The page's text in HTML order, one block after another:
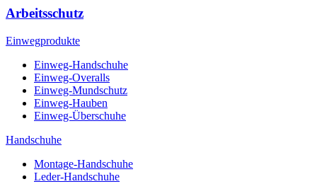
Arbeitsschutz
Einwegprodukte
Einweg-Handschuhe
Einweg-Overalls
Einweg-Mundschutz
Einweg-Hauben
Einweg-Überschuhe
Handschuhe
Montage-Handschuhe
Leder-Handschuhe